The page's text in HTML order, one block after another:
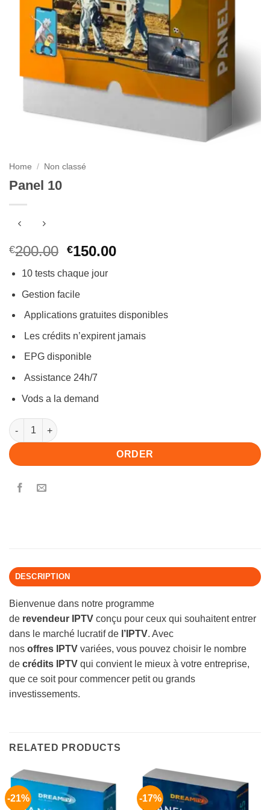
Home / Non classé
Panel 10
€200.00 Original
was:
€200.00.
€150.00Current
10 tests chaque jour
Gestion facile
Applications gratuites disponibles
Les crédits n’expirent jamais
EPG disponible
Assistance 24h/7
Vods a la demand
Panel 10 quantity
ORDER
DESCRIPTION
Bienvenue dans notre programme
de revendeur IPTV conçu pour ceux qui souhaitent entrer
dans le marché lucratif de l’IPTV. Avec
nos offres IPTV variées, vous pouvez choisir le nombre
de crédits IPTV qui convient le mieux à votre entreprise,
que ce soit pour commencer petit ou grands
investissements.
RELATED PRODUCTS
-21% -17%